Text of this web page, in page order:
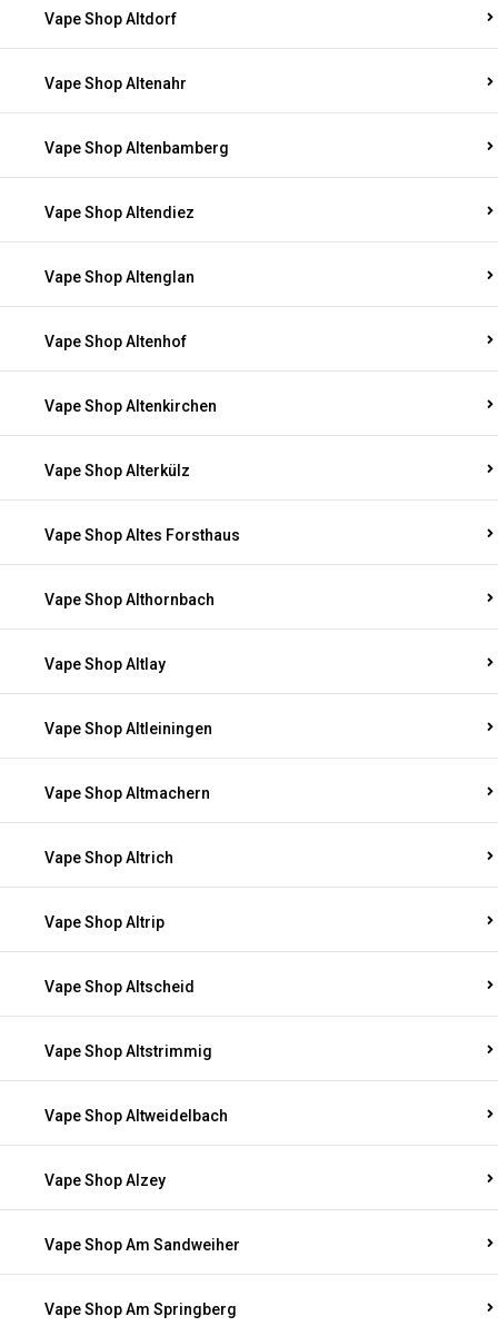
Vape Shop Altdorf
Vape Shop Altenahr
Vape Shop Altenbamberg
Vape Shop Altendiez
Vape Shop Altenglan
Vape Shop Altenhof
Vape Shop Altenkirchen
Vape Shop Alterkülz
Vape Shop Altes Forsthaus
Vape Shop Althornbach
Vape Shop Altlay
Vape Shop Altleiningen
Vape Shop Altmachern
Vape Shop Altrich
Vape Shop Altrip
Vape Shop Altscheid
Vape Shop Altstrimmig
Vape Shop Altweidelbach
Vape Shop Alzey
Vape Shop Am Sandweiher
Vape Shop Am Springberg